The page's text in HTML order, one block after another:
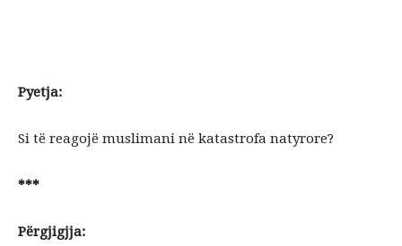
Pyetja:
Si të reagojë muslimani në katastrofa natyrore?
***
Përgjigjja: